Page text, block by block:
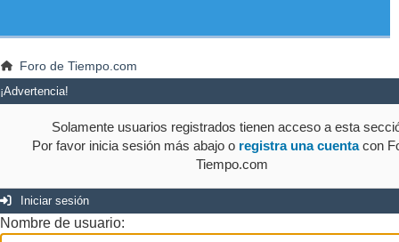
Foro de Tiempo.com
¡Advertencia!
Solamente usuarios registrados tienen acceso a esta
Por favor inicia sesión más abajo o registra una cuentacon
Tiempo.com
Iniciar sesión
Nombre de usuario: